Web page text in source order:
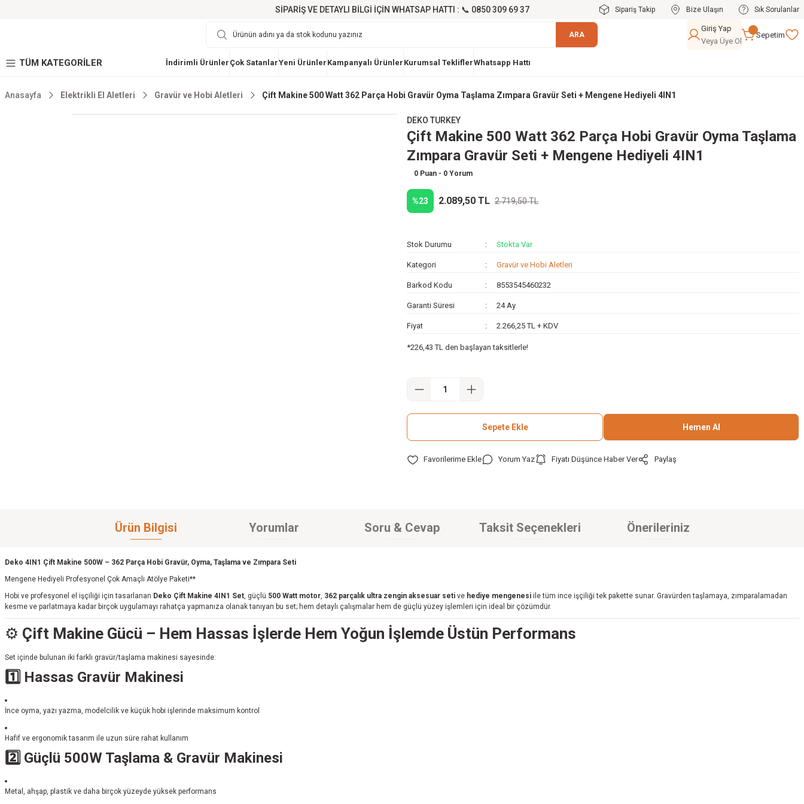
SİPARİŞ VE DETAYLI BİLGİ İÇİN WHATSAP HATTI : 📞 0850 309 69 37 Sipariş Takip Bize Ulaşın Sık Sorulanlar
ARA
Giriş Yap
Veya Üye Ol
Sepetim
TÜM KATEGORİLER İndirimli Ürünler Çok SatanlarYeni Ürünler Kampanyalı Ürünler Kurumsal TekliflerWhatsapp Hattı
Anasayfa Elektrikli El Aletleri Gravür ve Hobi Aletleri Çift Makine 500 Watt 362 Parça Hobi Gravür Oyma Taşlama Zımpara Gravür Seti + Mengene Hediyeli 4IN1
DEKO TURKEY
Çift Makine 500 Watt 362 Parça Hobi Gravür Oyma Taşlama
Zımpara Gravür Seti + Mengene Hediyeli 4IN1
0 Puan - 0 Yorum
%23 2.089,50 TL 2.719,50 TL
Stok Durumu Stokta Var
Kategori Gravür ve Hobi Aletleri
Barkod Kodu 8553545460232
Garanti Süresi 24 Ay
Fiyat 2.266,25 TL + KDV
*226,43 TL den başlayan taksitlerle!
Sepete Ekle Hemen Al
Yorum Yaz Fiyatı Düşünce Haber Ver Paylaş
Ürün Bilgisi Yorumlar Soru & Cevap Taksit Seçenekleri Önerileriniz
Deko 4IN1 Çift Makine 500W – 362 Parça Hobi Gravür, Oyma, Taşlama ve Zımpara Seti
Mengene Hediyeli Profesyonel Çok Amaçlı Atölye Paketi**
Hobi ve profesyonel el işçiliği için tasarlanan Deko Çift Makine 4IN1 Set , güçlü 500 Watt motor 362 parçalık ultra zengin aksesuar seti ve hediye mengenesi ile tüm ince işçiliği tek pakette sunar. Gravürden taşlamaya, zımparalamadan
kesme ve parlatmaya kadar birçok uygulamayı rahatça yapmanıza olanak tanıyan bu set; hem detaylı çalışmalar hem de güçlü yüzey işlemleri için ideal bir çözümdür.
⚙️ Çift Makine Gücü – Hem Hassas İşlerde Hem Yoğun İşlemde Üstün Performans
Set içinde bulunan iki farklı gravür/taşlama makinesi sayesinde:
1️⃣ Hassas Gravür Makinesi
İnce oyma, yazı yazma, modelcilik ve küçük hobi işlerinde maksimum kontrol
Hafif ve ergonomik tasarım ile uzun süre rahat kullanım
2️⃣ Güçlü 500W Taşlama & Gravür Makinesi
Metal, ahşap, plastik ve daha birçok yüzeyde yüksek performans